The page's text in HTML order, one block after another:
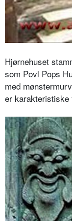
Hjørnehuset
som Povl Pops
med
er